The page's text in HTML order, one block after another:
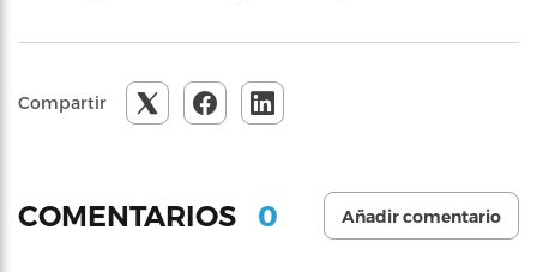
Compartir
COMENTARIOS 0 Añadir comentario